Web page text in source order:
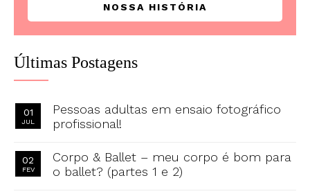
NOSSA HISTÓRIA
Últimas Postagens
01
JUL
Pessoas adultas em ensaio fotográfico
profissional!
02
FEV
Corpo & Ballet – meu corpo é bom para
o ballet? (partes 1 e 2)